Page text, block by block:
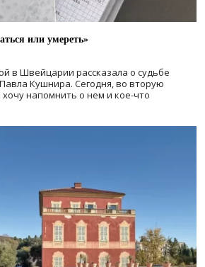
или умереть»
в Швейцарии рассказала о судьбе
Кушнира. Сегодня, во вторую
напомнить о нем и кое-что